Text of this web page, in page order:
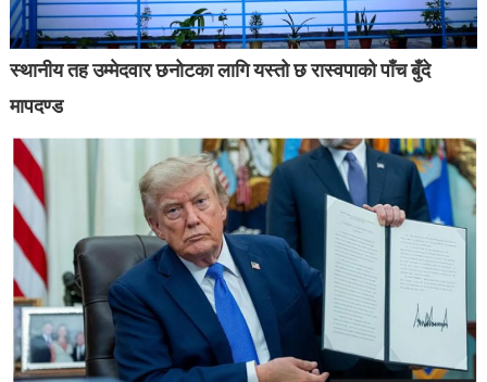
स्थानीय तह उम्मेदवार छनोटका लागि यस्तो छ रास्वपाको पाँच बुँदे
मापदण्ड